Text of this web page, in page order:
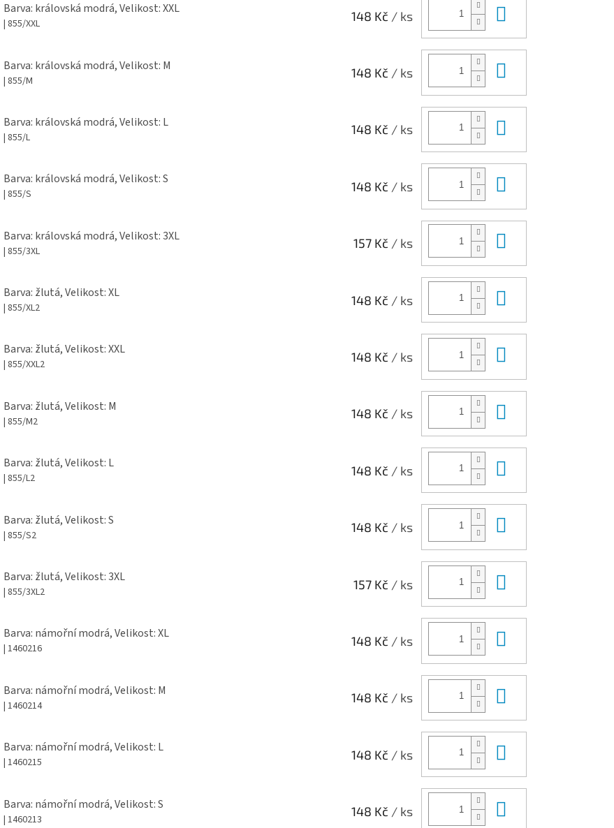
Barva: královská modrá, Velikost: XXL
| 855/XXL
148 Kč / ks
Barva: královská modrá, Velikost: M
| 855/M
148 Kč / ks
Barva: královská modrá, Velikost: L
| 855/L
148 Kč / ks
Barva: královská modrá, Velikost: S
| 855/S
148 Kč / ks
Barva: královská modrá, Velikost: 3XL
| 855/3XL
157 Kč / ks
Barva: žlutá, Velikost: XL
| 855/XL2
148 Kč / ks
Barva: žlutá, Velikost: XXL
| 855/XXL2
148 Kč / ks
Barva: žlutá, Velikost: M
| 855/M2
148 Kč / ks
Barva: žlutá, Velikost: L
| 855/L2
148 Kč / ks
Barva: žlutá, Velikost: S
| 855/S2
148 Kč / ks
Barva: žlutá, Velikost: 3XL
| 855/3XL2
157 Kč / ks
Barva: námořní modrá, Velikost: XL
| 1460216
148 Kč / ks
Barva: námořní modrá, Velikost: M
| 1460214
148 Kč / ks
Barva: námořní modrá, Velikost: L
| 1460215
148 Kč / ks
Barva: námořní modrá, Velikost: S
| 1460213
148 Kč / ks